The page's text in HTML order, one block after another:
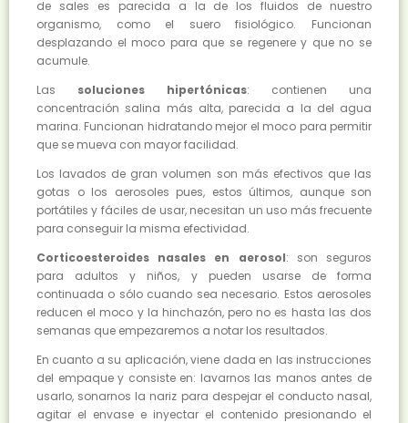
de sales es parecida a la de los fluidos de nuestro
organismo, como el suero fisiológico. Funcionan
desplazando el moco para que se regenere y que no se
acumule.
Las soluciones hipertónicas: contienen una
concentración salina más alta, parecida a la del agua
marina. Funcionan hidratando mejor el moco para permitir
que se mueva con mayor facilidad.
Los lavados de gran volumen son más efectivos que las
gotas o los aerosoles pues, estos últimos, aunque son
portátiles y fáciles de usar, necesitan un uso más frecuente
para conseguir la misma efectividad.
Corticoesteroides nasales en aerosol: son seguros
para adultos y niños, y pueden usarse de forma
continuada o sólo cuando sea necesario. Estos aerosoles
reducen el moco y la hinchazón, pero no es hasta las dos
semanas que empezaremos a notar los resultados.
En cuanto a su aplicación, viene dada en las instrucciones
del empaque y consiste en: lavarnos las manos antes de
usarlo, sonarnos la nariz para despejar el conducto nasal,
agitar el envase e inyectar el contenido presionando el